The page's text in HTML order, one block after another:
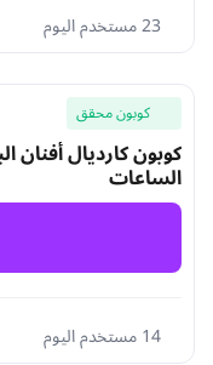
23 مستخدم اليوم
كوبون محقق
الساعات
14 مستخدم اليوم